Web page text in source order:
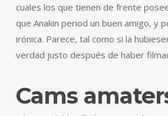
cuales los que tienen de frente
que Anakin period un buen amigo, y
irónica. Parece, tal como si la
verdad justo después de haber
Cams